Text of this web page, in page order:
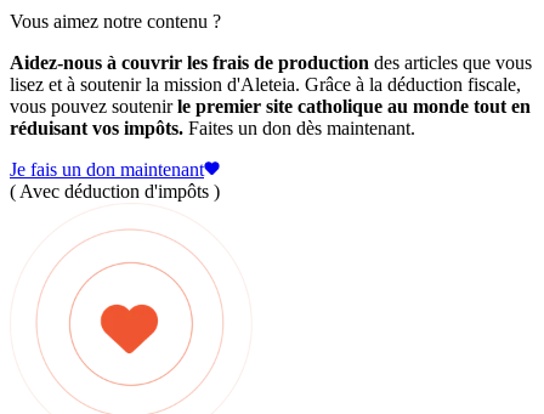
Vous aimez notre contenu ?
Aidez-nous à couvrir les frais de production des articles que vous
lisez et à soutenir la mission d'Aleteia. Grâce à la déduction fiscale,
vous pouvez soutenirle premier site catholique au monde tout en
réduisant vos impôts. Faites un don dès maintenant.
Je fais un don maintenant
( Avec déduction d'impôts )